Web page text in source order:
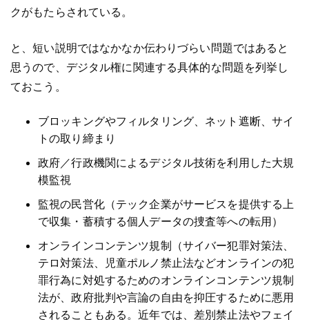
クがもたらされている。
と、短い説明ではなかなか伝わりづらい問題ではあると
思うので、デジタル権に関連する具体的な問題を列挙し
ておこう。
ブロッキングやフィルタリング、ネット遮断、サイ
トの取り締まり
政府／行政機関によるデジタル技術を利用した大規
模監視
監視の民営化（テック企業がサービスを提供する上
で収集・蓄積する個人データの捜査等への転用）
オンラインコンテンツ規制（サイバー犯罪対策法、
テロ対策法、児童ポルノ禁止法などオンラインの犯
罪行為に対処するためのオンラインコンテンツ規制
法が、政府批判や言論の自由を抑圧するために悪用
されることもある。近年では、差別禁止法やフェイ